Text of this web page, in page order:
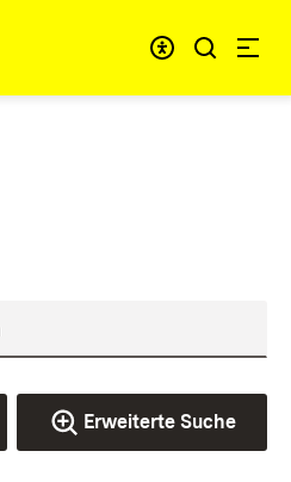
Erweiterte Suche